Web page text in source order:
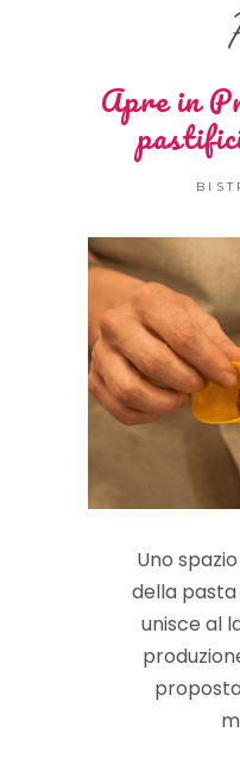
Apre in
Uno
della
unisce al